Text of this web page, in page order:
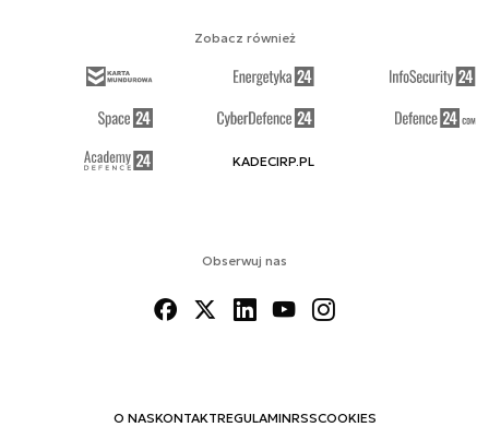
Obserwuj nas
O NASKONTAKTREGULAMINRSSCOOKIES
Zobacz również
KADECIRP.PL